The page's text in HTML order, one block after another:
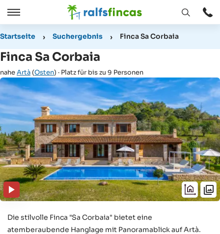
Öffnen
Schließen
Fenster
Startseite Suchergebnis Finca Sa Corbaia
Finca Sa Corbaia
naheArtà (Osten) · Platz für bis zu 9 Personen
Die stilvolle Finca "Sa Corbaia" bietet eine
atemberaubende Hanglage mit Panoramablick auf Artà.